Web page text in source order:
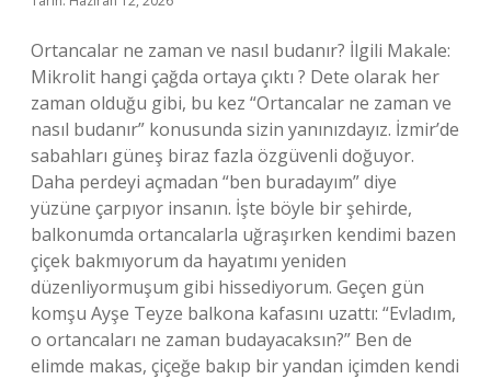
Ortancalar ne zaman ve nasıl budanır? İlgili Makale:
Mikrolit hangi çağda ortaya çıktı ? Dete olarak her
zaman olduğu gibi, bu kez “Ortancalar ne zaman ve
nasıl budanır” konusunda sizin yanınızdayız. İzmir’de
sabahları güneş biraz fazla özgüvenli doğuyor.
Daha perdeyi açmadan “ben buradayım” diye
yüzüne çarpıyor insanın. İşte böyle bir şehirde,
balkonumda ortancalarla uğraşırken kendimi bazen
çiçek bakmıyorum da hayatımı yeniden
düzenliyormuşum gibi hissediyorum. Geçen gün
komşu Ayşe Teyze balkona kafasını uzattı: “Evladım,
o ortancaları ne zaman budayacaksın?” Ben de
elimde makas, çiçeğe bakıp bir yandan içimden kendi